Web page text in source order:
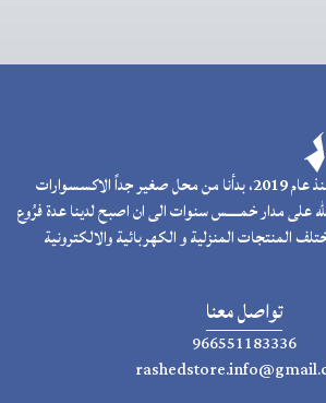
راشد ستور قصّة بدأت منذ عام 2019، بدأنا من محل صغير جداً الاكسسوارات
على مدار خمــــس سنوات الى ان اصبح لدينا عدة فرُوع
المنتجات المنزلية و الكهربائية والالكترونية
تواصل معنا
966551183336